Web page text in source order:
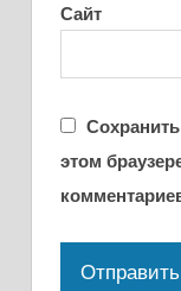
Сайт
этом